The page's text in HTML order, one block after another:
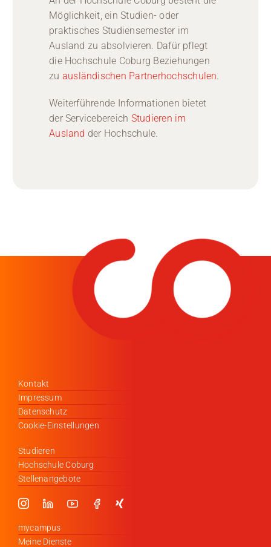
Möglichkeit, ein Studien- oder
praktisches Studiensemester im
Ausland zu absolvieren. Dafür pflegt
die Hochschule Coburg Beziehungen
zu ausländischen Partnerhochschulen.
Weiterführende Informationen bietet
der Servicebereich Studieren im
Ausland der Hochschule.
Kontakt
Impressum
Datenschutz
Cookie-Einstellungen
Studieren
Hochschule Coburg
Stellenangebote
mycampus
Meine Dienste